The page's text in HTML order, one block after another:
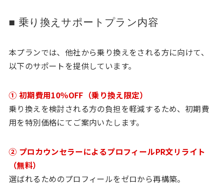
■ 乗り換えサポートプラン内容
本プランでは、他社から乗り換えをされる方に向けて、
以下のサポートを提供しています。
① 初期費用10％OFF（乗り換え限定）
乗り換えを検討される方の負担を軽減するため、初期費
用を特別価格にてご案内いたします。
② プロカウンセラーによるプロフィールPR文リライト
（無料）
選ばれるためのプロフィールをゼロから再構築。